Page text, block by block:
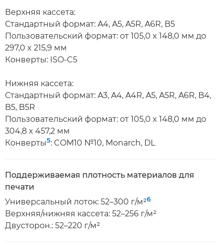
Верхняя кассета:
Стандартный формат: A4, A5, A5R, A6R, B5
Пользовательский формат: от 105,0 x 148,0 мм до
297,0 x 215,9 мм
Конверты: ISO-C5
Нижняя кассета:
Стандартный формат: A3, A4, A4R, A5, A5R, A6R, B4,
B5, B5R
Пользовательский формат: от 105,0 x 148,0 мм до
304,8 x 457,2 мм
Конверты5: COM10 №10, Monarch, DL
Поддерживаемая плотность материалов для
печати
Универсальный лоток: 52–300 г/м²6
Верхняя/нижняя кассета: 52–256 г/м²
Двусторон.: 52–220 г/м²